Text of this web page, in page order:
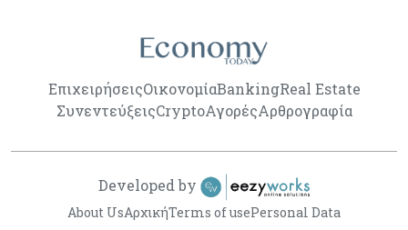
ΕπιχειρήσειςΟικονομίαBankingReal Estate
ΣυνεντεύξειςCryptoΑγορέςΑρθρογραφία
About UsΑρχικήTerms of usePersonal Data
Developed by